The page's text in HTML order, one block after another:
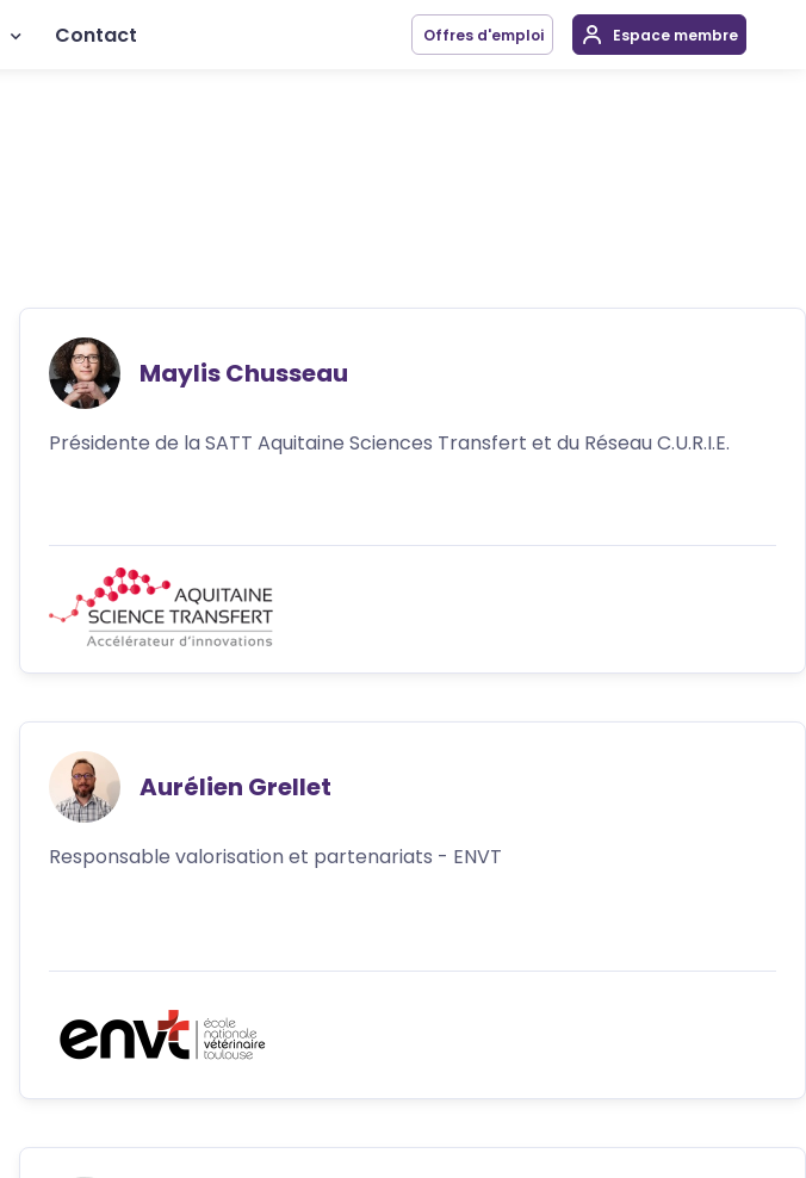
Contact Offres d'emploi Espace membre
Maylis Chusseau
Présidente de la SATT Aquitaine Sciences Transfert et du Réseau C.U.R.I.E.
Aurélien Grellet
Responsable valorisation et partenariats - ENVT